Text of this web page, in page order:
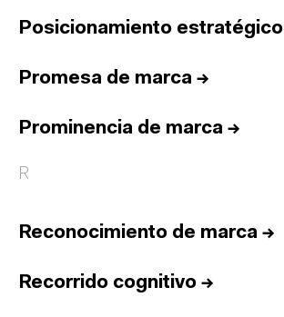
Posicionamiento estratégico
Promesa de marca →
Prominencia de marca →
R
Reconocimiento de marca →
Recorrido cognitivo →